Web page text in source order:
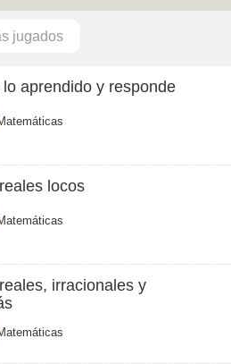
jugados
aprendido y responde
locos
irracionales y